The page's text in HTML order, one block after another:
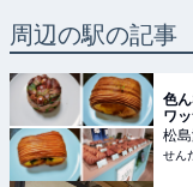
周辺の駅の記事
色
ワ
ク
松
せん